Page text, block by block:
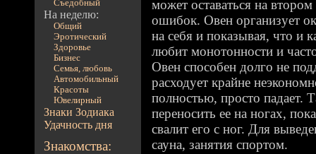
Съедобный
На неделю:
Общий
Эротический
Здоровье
Бизнес
Семья, любовь
Автомобильный
Красоты
Ювелирный
Знаки Зодиака
Удачность дня
Знакомства:
может оставаться на
ошибок. Овен организует
на себя и показывая, что и
любит монотонности и
Овен способен долго не
расходует крайне
полностью, просто падает.
переносить ее на ногах,
свалит его с ног. Для
сауна, занятия спортом.